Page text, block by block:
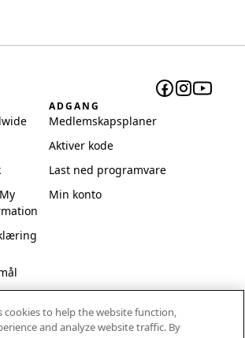
ADGANG
Medlemskapsplaner
Aktiver kode
Last ned programvare
Min konto
cookies to help the website function,
and analyze website traffic. By